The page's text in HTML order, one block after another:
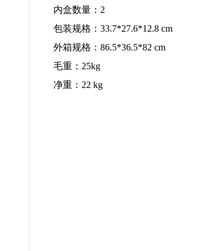
内盒数量：2
包装规格：33.7*27.6*12.8 cm
外箱规格：86.5*36.5*82 cm
毛重：25kg
净重：22 kg